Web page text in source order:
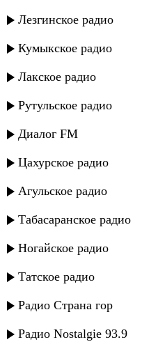
Лезгинское радио
Кумыкское радио
Лакское радио
Рутульское радио
Диалог FM
Цахурское радио
Агульское радио
Табасаранское радио
Ногайское радио
Татское радио
Радио Страна гор
Радио Nostalgie 93.9
Казиахмед Мавланов -
Сувар группа - Шарвили
Казиахмед Мовланов
Русское радио